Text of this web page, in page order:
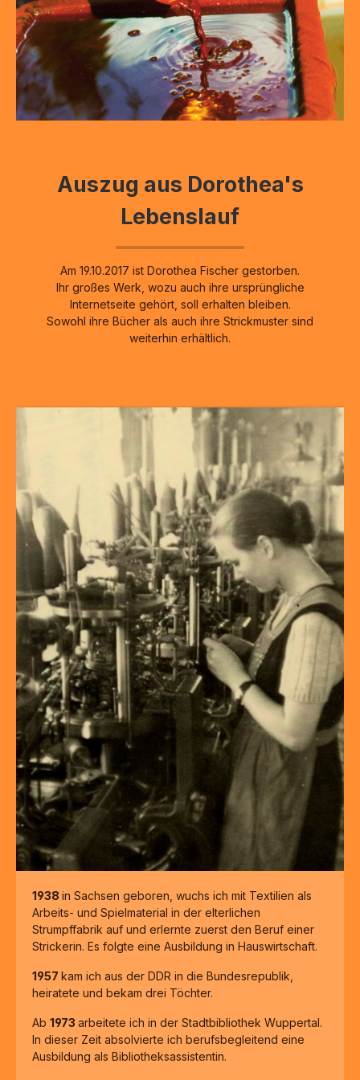
Auszug aus Dorothea's
Lebenslauf
Am 19.10.2017 ist Dorothea Fischer gestorben.
Ihr großes Werk, wozu auch ihre ursprüngliche
Internetseite gehört, soll erhalten bleiben.
Sowohl ihre Bücher als auch ihre Strickmuster sind
weiterhin erhältlich.
1938 in Sachsen geboren, wuchs ich mit Textilien als
Arbeits- und Spielmaterial in der elterlichen
Strumpffabrik auf und erlernte zuerst den Beruf einer
Strickerin. Es folgte eine Ausbildung in Hauswirtschaft.
1957 kam ich aus der DDR in die Bundesrepublik,
heiratete und bekam drei Töchter.
Ab 1973 arbeitete ich in der Stadtbibliothek Wuppertal.
In dieser Zeit absolvierte ich berufsbegleitend eine
Ausbildung als Bibliotheksassistentin.